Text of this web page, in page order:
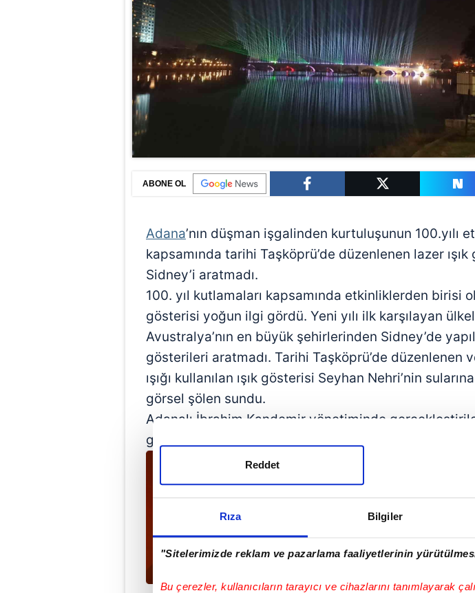
Rıza Bilgiler
"Sitelerimizde reklam ve pazarlama faaliyetlerinin
Bu çerezler, kullanıcıların tarayıcı ve cihazlarını tanımlayarak
Reddet
ABONE OL
Adana’nın düşman işgalinden kurtuluşunun 100.yılı
kapsamında tarihi Taşköprü’de düzenlenen lazer
Sidney’i aratmadı.
100. yıl kutlamaları kapsamında etkinliklerden birisi
gösterisi yoğun ilgi gördü. Yeni yılı ilk karşılayan
Avustralya’nın en büyük şehirlerinden Sidney’de
gösterileri aratmadı. Tarihi Taşköprü’de düzenlenen
ışığı kullanılan ışık gösterisi Seyhan Nehri’nin
görsel şölen sundu.
Adanalı İbrahim Kandemir yönetiminde
gösterisi fotoğrafçıların da ilgi odağı oldu.